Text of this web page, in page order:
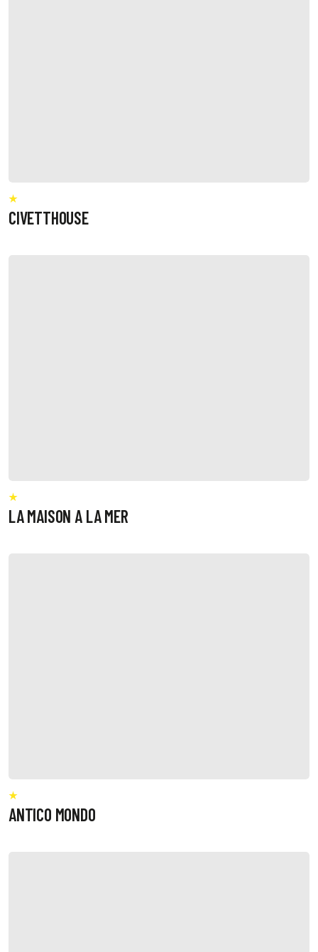
CIVETTHOUSE
LA MAISON A LA MER
ANTICO MONDO